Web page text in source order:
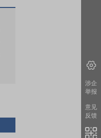
涉企
举报
意见
反馈